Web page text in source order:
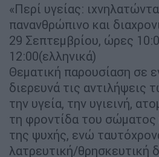
«Περί υγείας:
πανανθρώπινο και
29 Σεπτεμβρίου, ώρες
12:00(ελληνικά)
Θεματική παρουσίαση σε
διερευνά τις αντιλήψεις
την υγεία, την υγιεινή,
τη φροντίδα του σώματος
της ψυχής, ενώ
λατρευτική/θρησκευτική